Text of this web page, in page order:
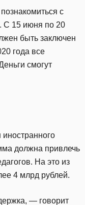
с
С 15 июня по 20
быть заключен
года все
смогут
должна привлечь
На это из
4 млрд рублей.
— говорит